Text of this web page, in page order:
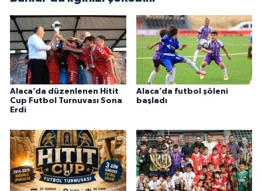
Alaca’da düzenlenen Hitit
Cup Futbol Turnuvası Sona
Erdi
Alaca’da futbol şöleni
başladı